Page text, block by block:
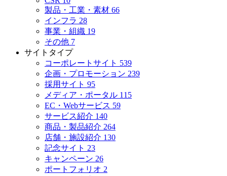
製品・工業・素材 66
インフラ 28
事業・組織 19
その他 7
サイトタイプ
コーポレートサイト 539
企画・プロモーション 239
採用サイト 95
メディア・ポータル 115
EC・Webサービス 59
サービス紹介 140
商品・製品紹介 264
店舗・施設紹介 130
記念サイト 23
キャンペーン 26
ポートフォリオ 2